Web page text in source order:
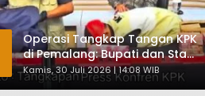
Operasi Tangkap Tangan KPK
di Pemalang: Bupati dan Staf
Komisi Antirasuah Ditetapkan
Tersangka
Kamis, 30 Juli 2026 | 14:08 WIB